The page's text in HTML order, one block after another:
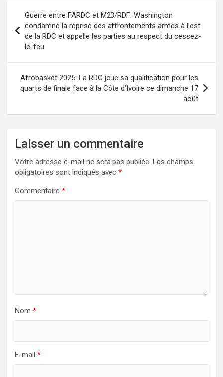
de
l’article
Guerre entre FARDC et M23/RDF: Washington
condamne la reprise des affrontements armés à l’est
de la RDC et appelle les parties au respect du cessez-
le-feu
Afrobasket 2025: La RDC joue sa qualification pour les
quarts de finale face à la Côte d’Ivoire ce dimanche 17
août
Laisser un commentaire
Votre adresse e-mail ne sera pas publiée. Les champs
obligatoires sont indiqués avec *
Commentaire *
Nom *
E-mail *